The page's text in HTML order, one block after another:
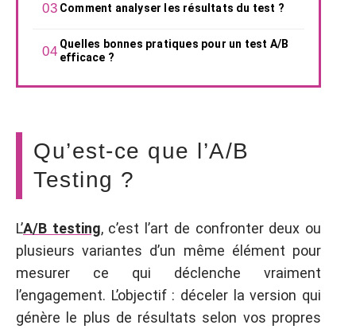
Comment analyser les résultats du test ?
Quelles bonnes pratiques pour un test A/B
efficace ?
Qu’est-ce que l’A/B
Testing ?
L’A/B testing, c’est l’art de confronter deux ou
plusieurs variantes d’un même élément pour
mesurer ce qui déclenche vraiment
l’engagement. L’objectif : déceler la version qui
génère le plus de résultats selon vos propres